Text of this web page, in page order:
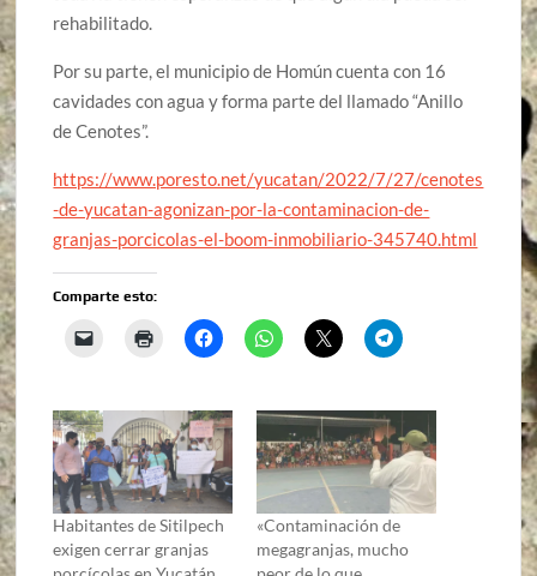
rehabilitado.
Por su parte, el municipio de Homún cuenta con 16
cavidades con agua y forma parte del llamado “Anillo
de Cenotes”.
https://www.poresto.net/yucatan/2022/7/27/cenotes
-de-yucatan-agonizan-por-la-contaminacion-de-
granjas-porcicolas-el-boom-inmobiliario-345740.html
Comparte esto:
Habitantes de Sitilpech
exigen cerrar granjas
«Contaminación de
megagranjas, mucho